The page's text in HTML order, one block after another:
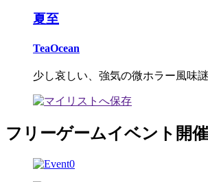
夏至
TeaOcean
少し哀しい、強気の微ホラー風味謎
フリーゲームイベント開催